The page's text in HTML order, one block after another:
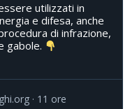
utilizzati in
e difesa, anche
di infrazione,
gabole.
11 ore